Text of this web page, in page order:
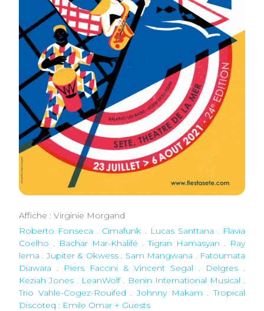
Affiche : Virginie Morgand
Roberto Fonseca . Cimafunk . Lucas Santtana . Flavia
Coelho . Bachar Mar-Khalifé . Tigran Hamasyan . Ray
lema . Jupiter & Okwess. Sam Mangwana . Fatoumata
Diawara . Piers Faccini & Vincent Segal . Delgres .
Keziah Jones . LeanWolf. Benin International Musical .
Trio Vahle-Cogez-Rouifed .Johnny Makam .Tropical
Discoteq : Emile Omar + Guests